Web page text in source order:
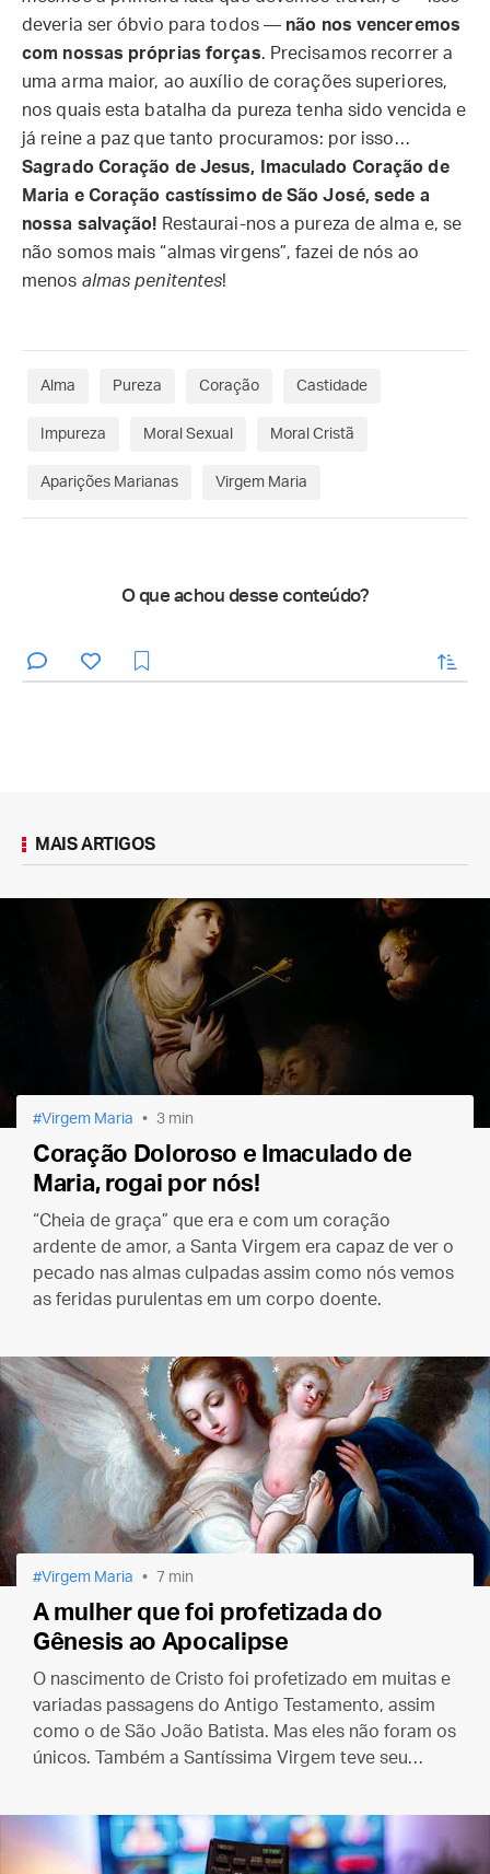
deveria ser óbvio para todos — não nos venceremos
com nossas próprias forças. Precisamos recorrer a
uma arma maior, ao auxílio de corações superiores,
nos quais esta batalha da pureza tenha sido vencida e
já reine a paz que tanto procuramos: por isso…
Sagrado Coração de Jesus, Imaculado Coração de
Maria e Coração castíssimo de São José, sede a
nossa salvação! Restaurai-nos a pureza de alma e, se
não somos mais “almas virgens”, fazei de nós ao
menos almas penitentes!
Alma Pureza Coração Castidade
Impureza Moral Sexual Moral Cristã
Aparições Marianas Virgem Maria
O que achou desse conteúdo?
enviar
MAIS ARTIGOS
Virgem Maria 3 min
Coração Doloroso e Imaculado de
Maria, rogai por nós!
“Cheia de graça” que era e com um coração
ardente de amor, a Santa Virgem era capaz de ver o
pecado nas almas culpadas assim como nós vemos
as feridas purulentas em um corpo doente.
Virgem Maria 7 min
A mulher que foi profetizada do
Gênesis ao Apocalipse
O nascimento de Cristo foi profetizado em muitas e
variadas passagens do Antigo Testamento, assim
como o de São João Batista. Mas eles não foram os
únicos. Também a Santíssima Virgem teve seu